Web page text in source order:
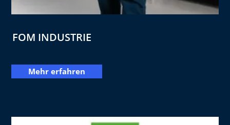
FOM INDUSTRIE
Mehr erfahren